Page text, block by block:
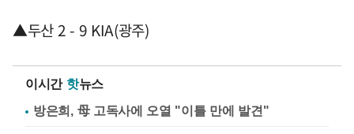
▲두산 2 - 9 KIA(광주)
이시간 핫뉴스
방은희, 母 고독사에 오열 "이틀 만에 발견"